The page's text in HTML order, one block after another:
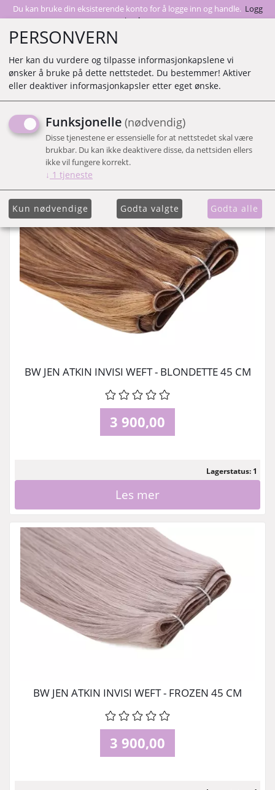
Du kan bruke din eksisterende konto for å logge inn og handle. Logg
inn her
Viser 5 produkter
Vis liste
BW JEN ATKIN INVISI WEFT - BLONDETTE 45 CM
3 900,00
Lagerstatus: 1
Les mer
BW JEN ATKIN INVISI WEFT - FROZEN 45 CM
3 900,00
PERSONVERN
Her kan du vurdere og tilpasse informasjonkapslene vi
ønsker å bruke på dette nettstedet. Du bestemmer! Aktiver
eller deaktiver informasjonkapsler etter eget ønske.
Funksjonelle (nødvendig)
Disse tjenestene er essensielle for at nettstedet skal være
brukbar. Du kan ikke deaktivere disse, da nettsiden ellers
ikke vil fungere korrekt.
↓ 1 tjeneste
Kun nødvendige Godta valgte Godta alle